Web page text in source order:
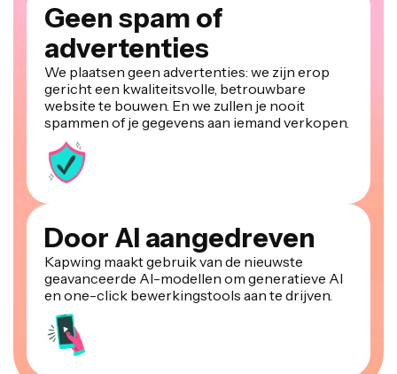
Geen spam of
advertenties
We plaatsen geen advertenties: we zijn erop
gericht een kwaliteitsvolle, betrouwbare
website te bouwen. En we zullen je nooit
spammen of je gegevens aan iemand verkopen.
Door AI aangedreven
Kapwing maakt gebruik van de nieuwste
geavanceerde AI-modellen om generatieve AI
en one-click bewerkingstools aan te drijven.